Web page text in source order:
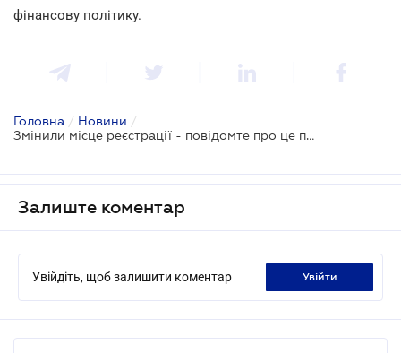
фінансову політику.
Головна / Новини /
Змінили місце реєстрації - повідомте про це податківців протягом 30 днів
Залиште коментар
Увійдіть, щоб залишити коментар увійти